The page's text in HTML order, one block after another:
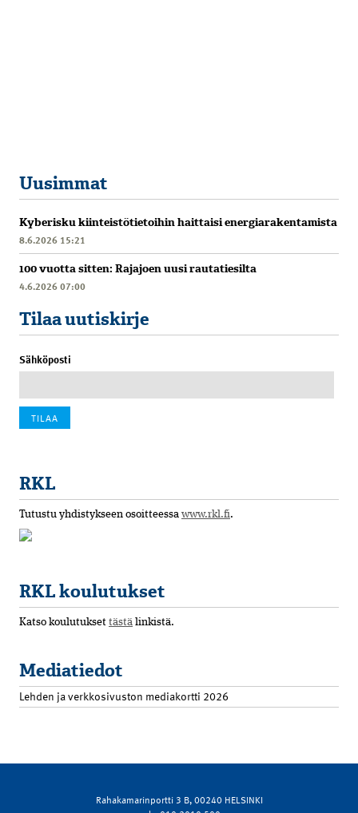
Uusimmat
Kyberisku kiinteistötietoihin haittaisi energiarakentamista
8.6.2026 15:21
100 vuotta sitten: Rajajoen uusi rautatiesilta
4.6.2026 07:00
Tilaa uutiskirje
Sähköposti
RKL
Tutustu yhdistykseen osoitteessa www.rkl.fi.
RKL koulutukset
Katso koulutukset tästä linkistä.
Mediatiedot
Lehden ja verkkosivuston mediakortti 2026
Rahakamarinportti 3 B, 00240 HELSINKI